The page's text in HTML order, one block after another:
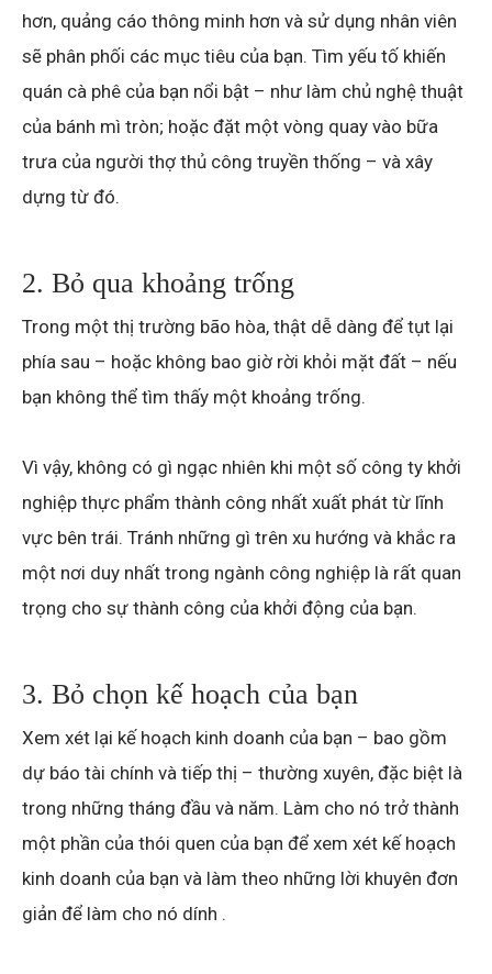
hơn, quảng cáo thông minh hơn và sử dụng nhân viên
sẽ phân phối các mục tiêu của bạn. Tìm yếu tố khiến
quán cà phê của bạn nổi bật – như làm chủ nghệ thuật
của bánh mì tròn; hoặc đặt một vòng quay vào bữa
trưa của người thợ thủ công truyền thống – và xây
dựng từ đó.
2. Bỏ qua khoảng trống
Trong một thị trường bão hòa, thật dễ dàng để tụt lại
phía sau – hoặc không bao giờ rời khỏi mặt đất – nếu
bạn không thể tìm thấy một khoảng trống.
Vì vậy, không có gì ngạc nhiên khi một số công ty khởi
nghiệp thực phẩm thành công nhất xuất phát từ lĩnh
vực bên trái. Tránh những gì trên xu hướng và khắc ra
một nơi duy nhất trong ngành công nghiệp là rất quan
trọng cho sự thành công của khởi động của bạn.
3. Bỏ chọn kế hoạch của bạn
Xem xét lại kế hoạch kinh doanh của bạn – bao gồm
dự báo tài chính và tiếp thị – thường xuyên, đặc biệt là
trong những tháng đầu và năm. Làm cho nó trở thành
một phần của thói quen của bạn để xem xét kế hoạch
kinh doanh của bạn và làm theo những lời khuyên đơn
giản để làm cho nó dính .